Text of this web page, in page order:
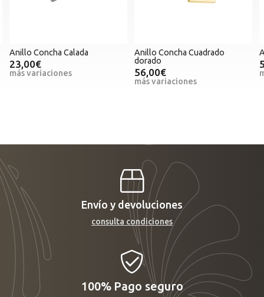
Anillo Concha Cuadrado
dorado
56,00€
Anillo Concha Cuadrado Plata
56,00€
más variaciones
Envío y devoluciones
consulta condiciones
100% Pago seguro